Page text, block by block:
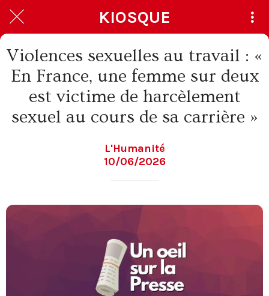
KIOSQUE
Violences sexuelles au travail : «
En France, une femme sur deux
est victime de harcèlement
sexuel au cours de sa carrière »
L'Humanité
10/06/2026